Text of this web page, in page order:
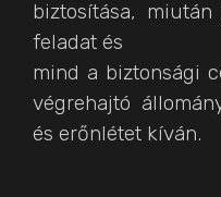
biztosítása, miután
feladat és
mind a biztonsági
végrehajtó
és erőnlétet kíván.